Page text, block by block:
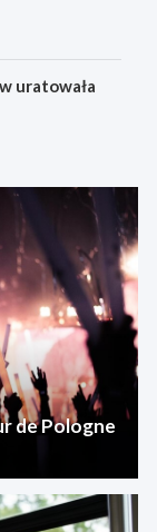
uratowała
de Pologne